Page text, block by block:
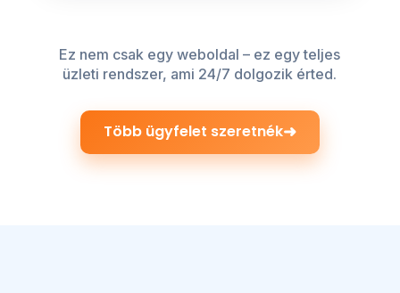
Ez nem csak egy weboldal – ez egy teljes
üzleti rendszer, ami 24/7 dolgozik érted.
Több ügyfelet szeretnék➜